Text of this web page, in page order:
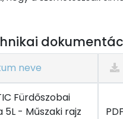
neve
Fürdőszobai
- Műszaki rajz